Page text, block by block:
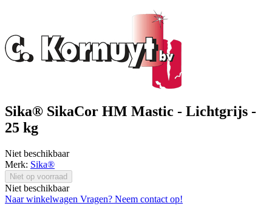
Sika® SikaCor HM Mastic - Lichtgrijs -
25 kg
Niet beschikbaar
Merk: Sika®
Niet op voorraad
Niet beschikbaar
Naar winkelwagen Vragen? Neem contact op!